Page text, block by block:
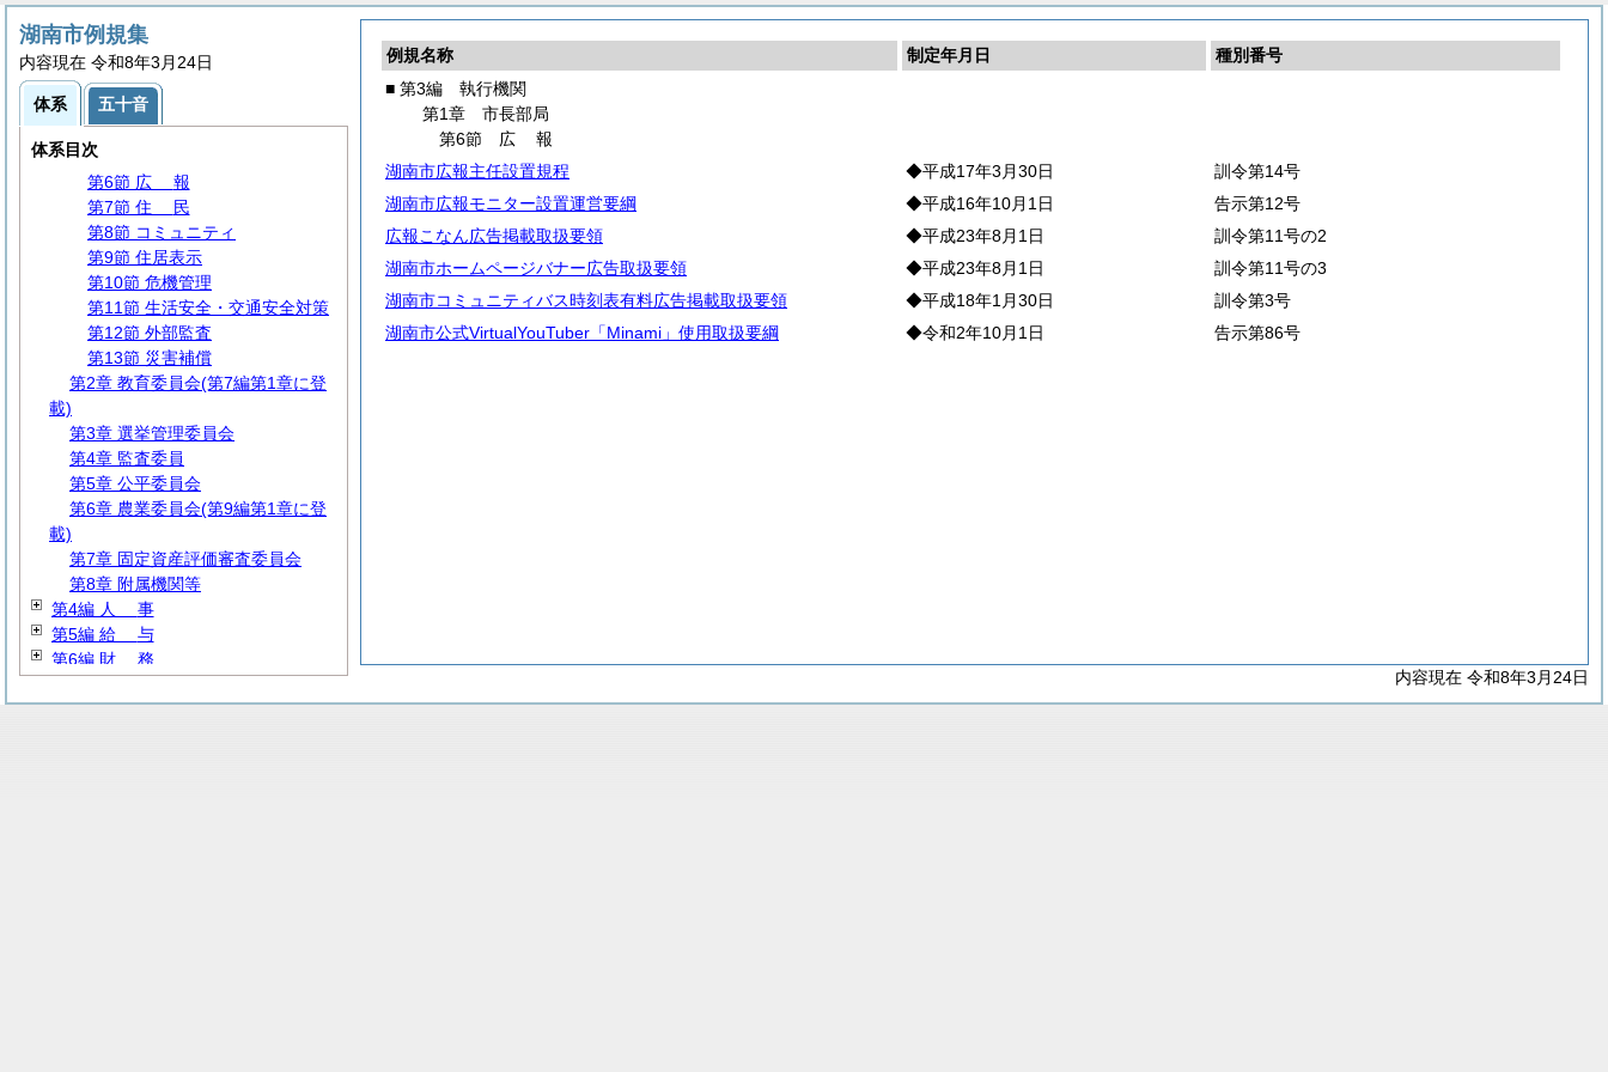
例規名称 制定年月日
種別番号
■ 第3編 執行機関
第1章 市長部局
第6節 広報
湖南市広報主任設置規程
◆平成17年3月30日
訓令第14号
湖南市広報モニター設置運営要綱
◆平成16年10月1日
告示第12号
広報こなん広告掲載取扱要領
◆平成23年8月1日
訓令第11号の2
湖南市ホームページバナー広告取扱要領
◆平成23年8月1日
訓令第11号の3
湖南市コミュニティバス時刻表有料広告掲載取扱要領
◆平成18年1月30日
訓令第3号
湖南市公式VirtualYouTuber「Minami」使用取扱要綱
◆令和2年10月1日 告示第86号
内容現在 令和8年3月24日
湖南市例規集
内容現在 令和8年3月24日
体系 五十音
体系目次
第3編 執行機関
第1章 市長部局
第1節 事務分掌
第2節 代理・代決等
第3節 文書・公印
第4節 情報管理
第5節 行政手続
第6節 広 報
第7節 住
民
第8節 コミュニティ
第9節 住居表示
第10節 危機管理
第11節 生活安全・交通安全対策
第12節 外部監査
第13節 災害補償
第2章 教育委員会(第7編第1章に登
載)
第3章 選挙管理委員会
第4章 監査委員
第5章 公平委員会
第6章 農業委員会(第9編第1章に登
載)
第7章 固定資産評価審査委員会
第8章 附属機関等
第4編 人 事
第5編 給 与
第6編 財 務
第8編厚生